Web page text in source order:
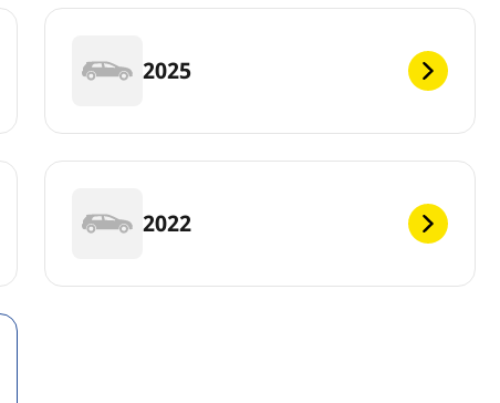
2025
2022